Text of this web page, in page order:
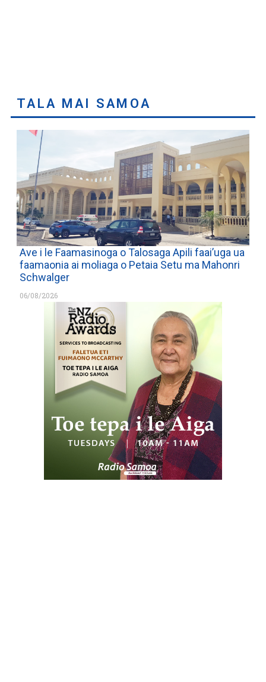
TALA MAI SAMOA
Ave i le Faamasinoga o Talosaga Apili faai’uga ua
faamaonia ai moliaga o Petaia Setu ma Mahonri
Schwalger
06/08/2026